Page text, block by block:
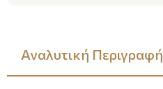
Αναλυτική Περιγραφή